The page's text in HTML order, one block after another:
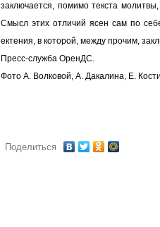
заключается, помимо текста
Смысл этих отличий ясен сам по
ектения, в которой, между прочим,
Пресс-служба ОренДС.
Фото А. Волковой, А. Дакалина, Е.
Поделиться